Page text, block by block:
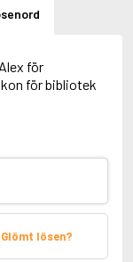
för
för bibliotek
Glömt lösen?